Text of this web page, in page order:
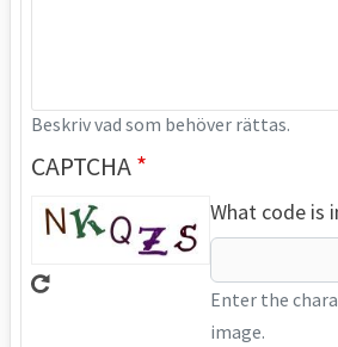
Beskriv vad som behöver rättas.
CAPTCHA
What code is
Enter the
image.